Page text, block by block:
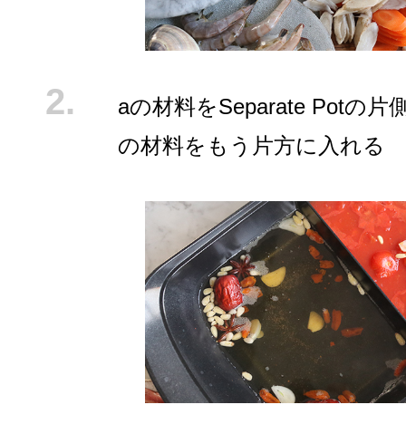
aの材料をSeparate Potの片
の材料をもう片方に入れる